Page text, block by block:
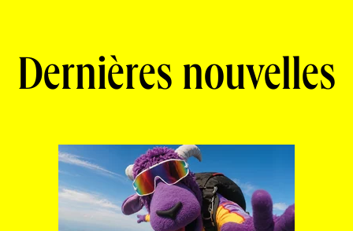
Dernières nouvelles